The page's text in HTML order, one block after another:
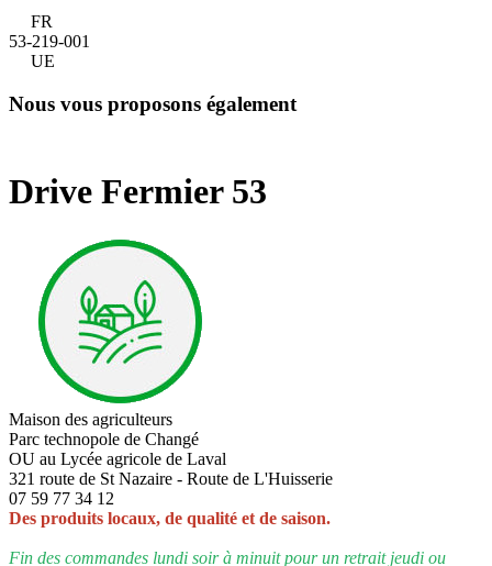
FR
53-219-001
UE
Nous vous proposons également
Drive Fermier 53
Maison des agriculteurs
Parc technopole de Changé
OU au Lycée agricole de Laval
321 route de St Nazaire - Route de L'Huisserie
07 59 77 34 12
Des produits locaux, de qualité et de saison.
Fin des commandes lundi soir à minuit pour un retrait jeudi ou